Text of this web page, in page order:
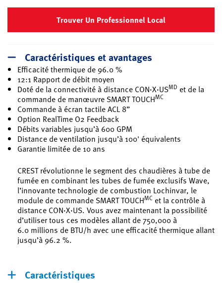
Trouver Un Professionnel Local
Caractéristiques et avantages
Efficacité thermique de 96.0 %
12:1 Rapport de débit moyen
Doté de la connectivité à distance CON·X·USMD et de la
commande de manœuvre SMART TOUCHMC
Commande à écran tactile ACL 8”
Option RealTime O2 Feedback
Débits variables jusqu’à 600 GPM
Distance de ventilation jusqu’à 100' équivalents
Garantie limitée de 10 ans
CREST révolutionne le segment des chaudières à tube de
fumée en combinant les tubes de fumée exclusifs Wave,
l’innovante technologie de combustion Lochinvar, le
module de commande SMART TOUCHMC et la contrôle à
distance CON·X·US. Vous avez maintenant la possibilité
d’utiliser tous ces modèles allant de 750,000 à
6.0 millions de BTU/h avec une efficacité thermique allant
jusqu’à 96.2 %.
Caractéristiques